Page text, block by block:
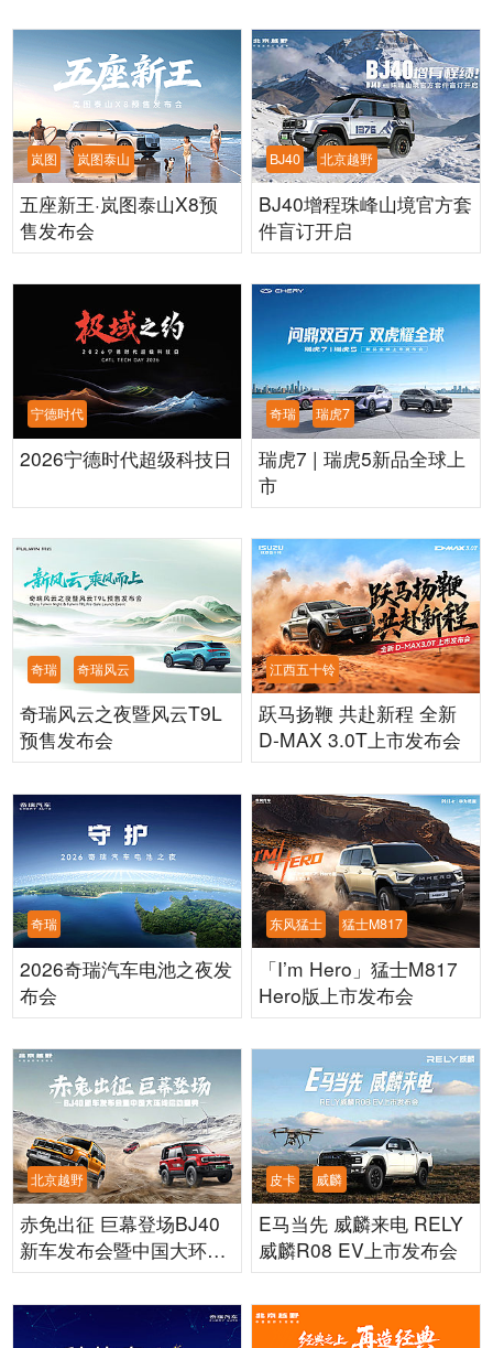
岚图 岚图泰山
五座新王·岚图泰山X8预
售发布会
BJ40 北京越野
BJ40增程珠峰山境官方套
件盲订开启
宁德时代
2026宁德时代超级科技日
奇瑞 瑞虎7
瑞虎7 | 瑞虎5新品全球上
市
奇瑞 奇瑞风云
奇瑞风云之夜暨风云T9L
预售发布会
江西五十铃
跃马扬鞭 共赴新程 全新
D-MAX 3.0T上市发布会
奇瑞
2026奇瑞汽车电池之夜发
布会
东风猛士 猛士M817
「I’m Hero」猛士M817
Hero版上市发布会
北京越野
赤免出征 巨幕登场BJ40
新车发布会暨中国大环线
启动盛典
皮卡 威麟
E马当先 威麟来电 RELY
威麟R08 EV上市发布会